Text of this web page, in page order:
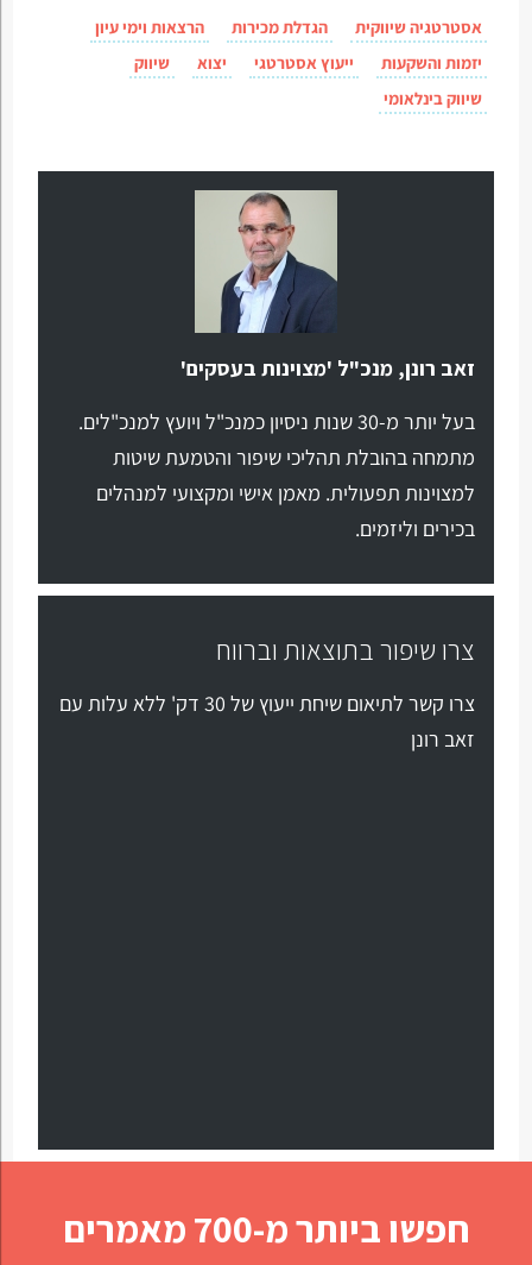
אסטרטגיה שיווקית הגדלת מכירות
הרצאות וימי עיון
יזמות והשקעות
ייעוץ אסטרטגי יצוא
שיווק
שיווק בינלאומי
זאב רונן, מנכ"ל 'מצוינות בעסקים'
בעל יותר מ-30 שנות ניסיון כמנכ"ל ויועץ למנכ"לים.
מתמחה בהובלת תהליכי שיפור והטמעת שיטות
למצוינות תפעולית. מאמן אישי ומקצועי למנהלים
בכירים וליזמים.
צרו שיפור בתוצאות וברווח
צרו קשר לתיאום שיחת ייעוץ של 30 דק' ללא עלות עם
זאב רונן
חפשו ביותר מ-700 מאמרים